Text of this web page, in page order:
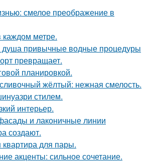
смелое преображение в
каждом метре.
душа привычные водные процедуры
превращает.
планировкой.
жёлтый: нежная смелость.
стилем.
интерьер.
и лаконичные линии
создают.
для пары.
акценты: сильное сочетание.